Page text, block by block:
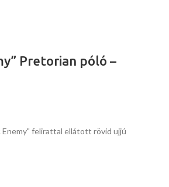
Pretorian póló –
felirattal ellátott rövid ujjú